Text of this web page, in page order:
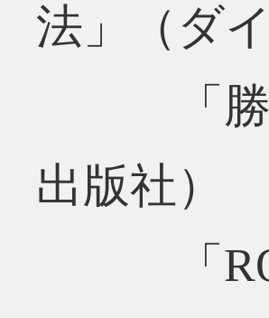
法」（ダ
「勝て
出版社
「ROE